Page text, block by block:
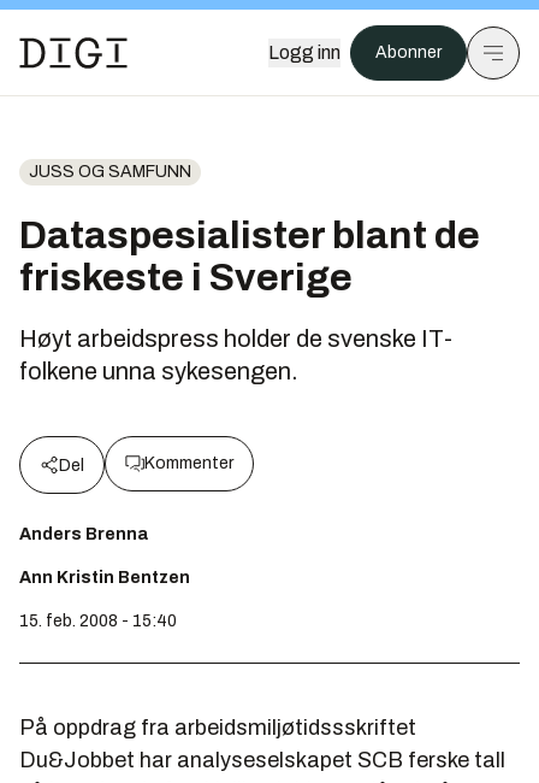
Logg inn Abonner
JUSS OG SAMFUNN
Dataspesialister blant de
friskeste i Sverige
Høyt arbeidspress holder de svenske IT-
folkene unna sykesengen.
Del Kommenter
Anders Brenna
Ann Kristin Bentzen
15. feb. 2008 - 15:40
På oppdrag fra arbeidsmiljøtidssskriftet
Du&Jobbet har analyseselskapet SCB ferske tall